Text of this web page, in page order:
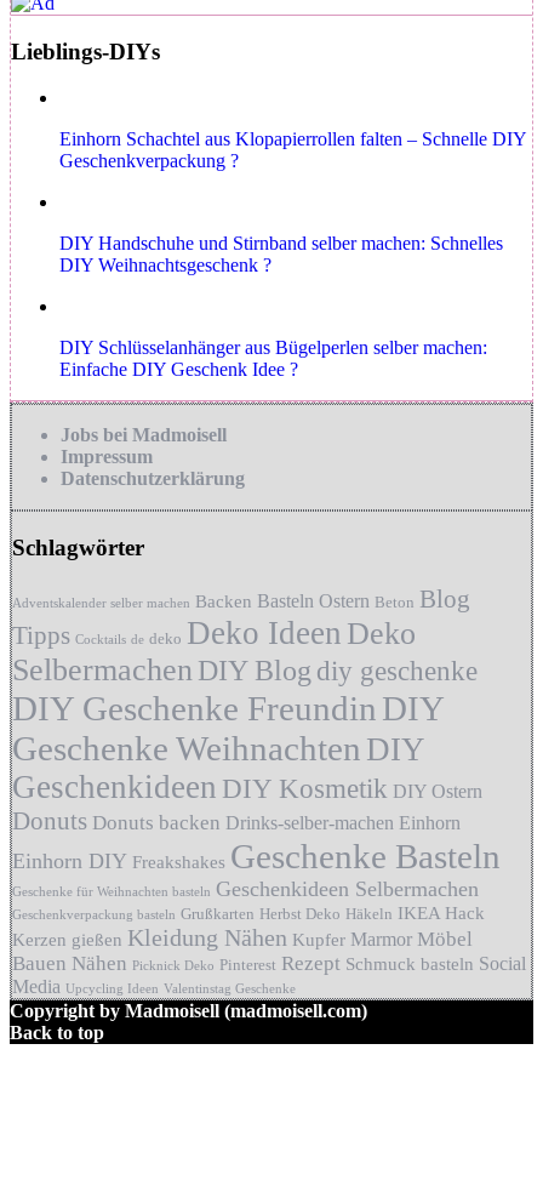
Lieblings-DIYs
Einhorn Schachtel aus Klopapierrollen falten – Schnelle DIY
Geschenkverpackung ?
DIY Handschuhe und Stirnband selber machen: Schnelles
DIY Weihnachtsgeschenk ?
DIY Schlüsselanhänger aus Bügelperlen selber machen:
Einfache DIY Geschenk Idee ?
Jobs bei Madmoisell
Impressum
Datenschutzerklärung
Schlagwörter
Adventskalender selber machen Backen Basteln Ostern Beton Blog
Tipps Cocktails de deko Deko Ideen Deko
SelbermachenDIY Blog diy geschenke
DIY Geschenke Freundin DIY
Geschenke Weihnachten DIY
Geschenkideen DIY Kosmetik DIY Ostern
Donuts Donuts backen Drinks-selber-machen Einhorn
Einhorn DIY Freakshakes Geschenke Basteln
Geschenke für Weihnachten basteln Geschenkideen Selbermachen
Geschenkverpackung basteln Grußkarten Herbst Deko Häkeln IKEA Hack
Kerzen gießen Kleidung Nähen Kupfer Marmor Möbel
Bauen Nähen Picknick Deko Pinterest Rezept Schmuck basteln Social
Media Upcycling Ideen Valentinstag Geschenke
Copyright by Madmoisell (madmoisell.com)
Back to top